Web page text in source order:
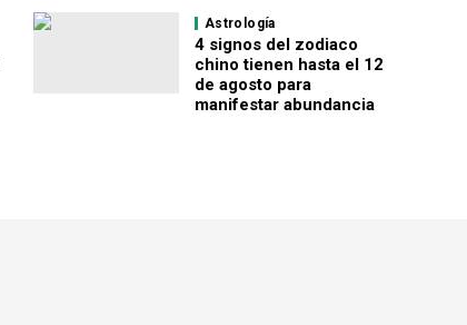
Astrología
4 signos del zodiaco
chino tienen hasta el 12
de agosto para
manifestar abundancia